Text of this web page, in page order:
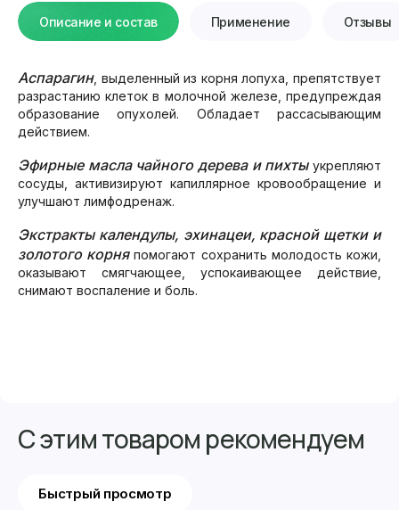
Описание и состав Применение Отзывы
Аспарагин, выделенный из корня лопуха, препятствует
разрастанию клеток в молочной железе, предупреждая
образование опухолей. Обладает рассасывающим
действием.
Эфирные масла чайного дерева и пихтыукрепляют
сосуды, активизируют капиллярное кровообращение и
улучшают лимфодренаж.
Экстракты календулы, эхинацеи, красной щетки и
золотого корняпомогают сохранить молодость кожи,
оказывают смягчающее, успокаивающее действие,
снимают воспаление и боль.
С этим товаром рекомендуем
Быстрый просмотр